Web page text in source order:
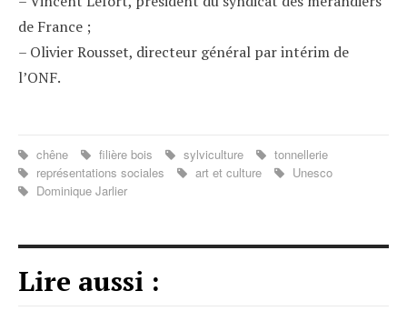
de France ;
– Olivier Rousset, directeur général par intérim de
l’ONF.
chêne filière bois sylviculture
tonnellerie
représentations sociales
art et culture
Unesco
Dominique Jarlier
Lire aussi :